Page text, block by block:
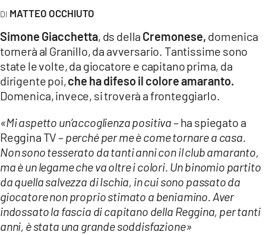
LAC ONAIR
Network
LACPLAY.IT
LACTV.IT
LACONAIR.IT
LACITYMAG.IT
ILREGGINO.IT
COSENZACHANNEL.IT
ILVIBONESE.IT
MATTEO OCCHIUTO
Simone Giacchetta, ds della Cremonese, domenica
tornerà al Granillo, da avversario. Tantissime sono
state le volte, da giocatore e capitano prima, da
dirigente poi,che ha difeso il colore amaranto.
Domenica, invece, si troverà a fronteggiarlo.
«Mi aspetto un’accoglienza positiva– ha spiegato a
Reggina TV –perché per me è come tornare a casa.
Non sono tesserato da tanti anni con il club amaranto,
ma è un legame che va oltre i colori. Un binomio partito
da quella salvezza di Ischia, in cui sono passato da
giocatore non proprio stimato a beniamino. Aver
indossato la fascia di capitano della Reggina, per tanti
anni, è stata una grande soddisfazione»